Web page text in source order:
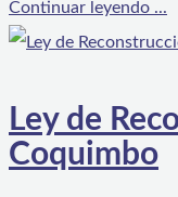
Continuar leyendo ...
Ley de
Coquimbo